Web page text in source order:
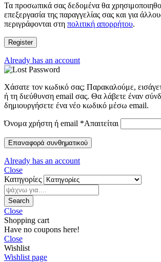
Τα προσωπικά σας δεδομένα θα
επεξεργασία της παραγγελίας σας και για
περιγράφονται στη πολιτική απορρήτου.
Register
Already has an account
Χάσατε τον κωδικό σας; Παρακαλούμε,
ή τη διεύθυνση email σας. Θα λάβετε έναν
δημιουργήσετε ένα νέο κωδικό μέσω email.
Όνομα χρήστη ή email *Απαιτείται
Επαναφορά συνθηματικού
Already has an account
Close
Κατηγορίες
Search
Close
Shopping cart
Have no coupons here!
Close
Wishlist
Wishlist page